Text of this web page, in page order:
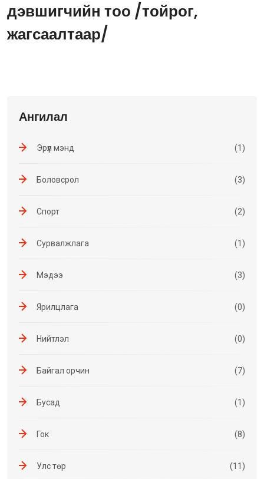
дэвшигчийн тоо /тойрог,
жагсаалтаар/
Ангилал
Эрүүл мэнд (1)
Боловсрол (3)
Спорт (2)
Сурвалжлага (1)
Мэдээ (3)
Ярилцлага (0)
Нийтлэл (0)
Байгал орчин (7)
Бусад (1)
Гок (8)
Улс төр (11)